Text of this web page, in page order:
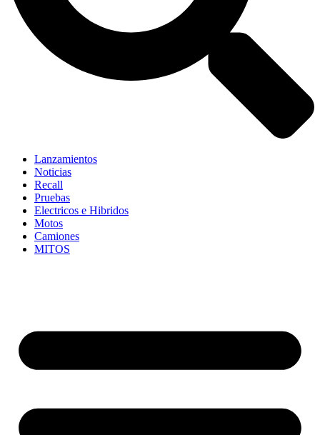
Lanzamientos
Noticias
Recall
Pruebas
Electricos e Hibridos
Motos
Camiones
MITOS